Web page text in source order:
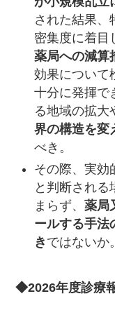
された結果、
密集度に着目
薬局への減算
効果について
十分に発揮で
る地域の拡大
界の構造を変
べき。
その際、実効
と判断される
まらず、薬局
ールする手法
き ではないか。
◆2026年度診療